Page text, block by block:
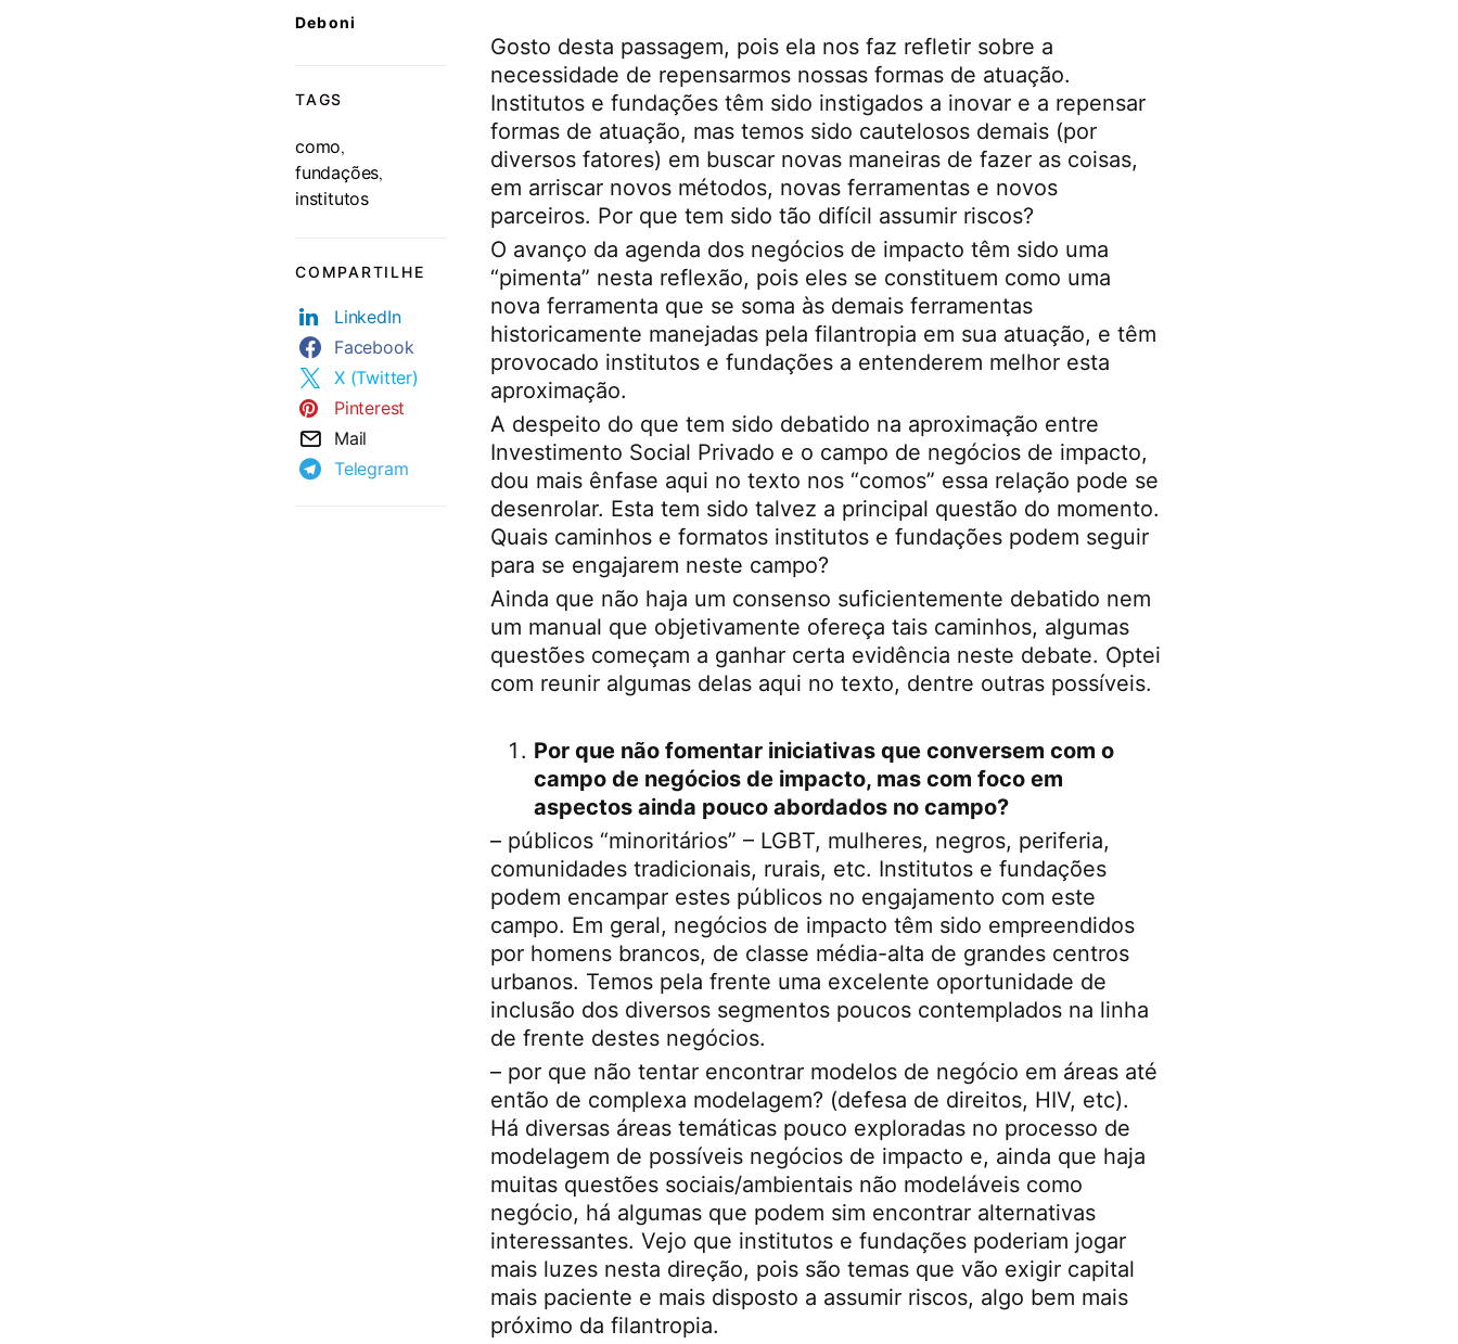
Deboni
TAGS
como,
fundações,
institutos
COMPARTILHE
LinkedIn
Facebook
X (Twitter)
Pinterest
Mail
Telegram
Gosto desta passagem, pois ela nos faz refletir sobre a
necessidade de repensarmos nossas formas de atuação.
Institutos e fundações têm sido instigados a inovar e a repensar
formas de atuação, mas temos sido cautelosos demais (por
diversos fatores) em buscar novas maneiras de fazer as coisas,
em arriscar novos métodos, novas ferramentas e novos
parceiros. Por que tem sido tão difícil assumir riscos?
O avanço da agenda dos negócios de impacto têm sido uma
“pimenta” nesta reflexão, pois eles se constituem como uma
nova ferramenta que se soma às demais ferramentas
historicamente manejadas pela filantropia em sua atuação, e têm
provocado institutos e fundações a entenderem melhor esta
aproximação.
A despeito do que tem sido debatido na aproximação entre
Investimento Social Privado e o campo de negócios de impacto,
dou mais ênfase aqui no texto nos “comos” essa relação pode se
desenrolar. Esta tem sido talvez a principal questão do momento.
Quais caminhos e formatos institutos e fundações podem seguir
para se engajarem neste campo?
Ainda que não haja um consenso suficientemente debatido nem
um manual que objetivamente ofereça tais caminhos, algumas
questões começam a ganhar certa evidência neste debate. Optei
com reunir algumas delas aqui no texto, dentre outras possíveis.
Por que não fomentar iniciativas que conversem com o
campo de negócios de impacto, mas com foco em
aspectos ainda pouco abordados no campo?
– públicos “minoritários” – LGBT, mulheres, negros, periferia,
comunidades tradicionais, rurais, etc. Institutos e fundações
podem encampar estes públicos no engajamento com este
campo. Em geral, negócios de impacto têm sido empreendidos
por homens brancos, de classe média-alta de grandes centros
urbanos. Temos pela frente uma excelente oportunidade de
inclusão dos diversos segmentos poucos contemplados na linha
de frente destes negócios.
– por que não tentar encontrar modelos de negócio em áreas até
então de complexa modelagem? (defesa de direitos, HIV, etc).
Há diversas áreas temáticas pouco exploradas no processo de
modelagem de possíveis negócios de impacto e, ainda que haja
muitas questões sociais/ambientais não modeláveis como
negócio, há algumas que podem sim encontrar alternativas
interessantes. Vejo que institutos e fundações poderiam jogar
mais luzes nesta direção, pois são temas que vão exigir capital
mais paciente e mais disposto a assumir riscos, algo bem mais
próximo da filantropia.